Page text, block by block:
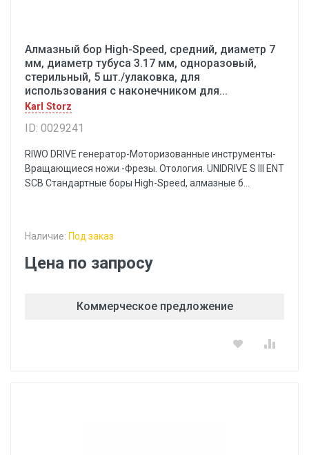
Алмазный бор High-Speed, средний, диаметр 7
мм, диаметр тубуса 3.17 мм, одноразовый,
стерильный, 5 шт./улаковка, для
использования с наконечником для...
Karl Storz
ID: 0029241
RIWO DRIVE генератор-Моторизованные инструменты-
Вращающиеся ножи -Фрезы. Отология. UNIDRIVE S III ENT
SCB Стандартные боры High-Speed, алмазные б...
Наличие: Под заказ
Цена по запросу
Коммерческое предложение